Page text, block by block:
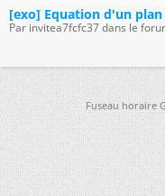
[exo] Equation d'un
Par invitea7fcfc37 dans le
Fuseau horaire